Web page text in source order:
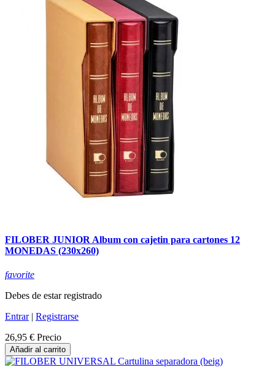
FILOBER JUNIOR Album con cajetin para cartones 12
MONEDAS (230x260)
favorite
Debes de estar registrado
Entrar| Registrarse
26,95 € Precio
Añadir al carrito